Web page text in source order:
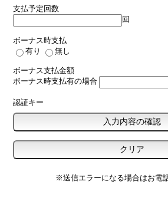
支払予定回数
回
ボーナス時支払
有り
無し
ボーナス支払金額
ボーナス時支払有の場合
認証キー
※送信エラーになる場合はお電